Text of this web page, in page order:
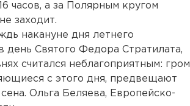
часов, а за Полярным кругом
заходит.
накануне дня летнего
день Святого Федора Стратилата,
считался неблагоприятным: гром
с этого дня, предвещают
Ольга Беляева, Европейско-